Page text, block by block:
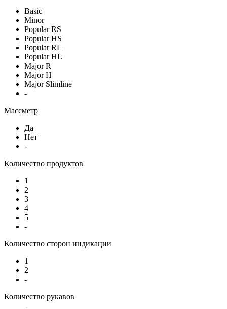
Basic
Minor
Popular RS
Popular HS
Popular RL
Popular HL
Major R
Major H
Major Slimline
-
Массметр
Да
Нет
-
Количество продуктов
1
2
3
4
5
-
Количество сторон индикации
1
2
-
Количество рукавов